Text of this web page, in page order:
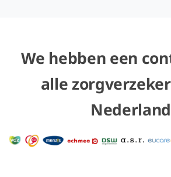
We hebben een
alle
Nederland